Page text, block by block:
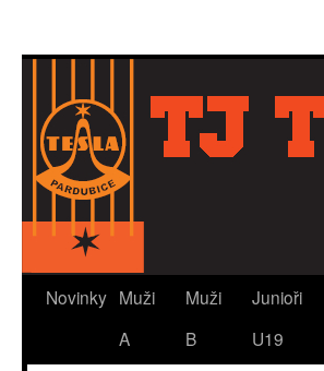
Novinky Muži
A
Muži
B
Junioři
U19